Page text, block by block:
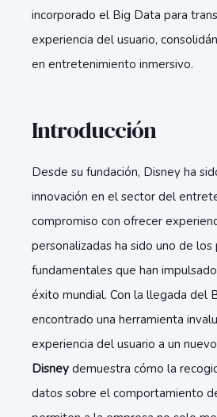
incorporado el Big Data para
experiencia del usuario,
en entretenimiento inmersivo.
Introducción
Desde su fundación, Disney ha
innovación en el sector del
compromiso con ofrecer
personalizadas ha sido uno de los
fundamentales que han
éxito mundial. Con la llegada del
encontrado una herramienta
experiencia del usuario a un
Disney demuestra cómo la
datos sobre el comportamiento